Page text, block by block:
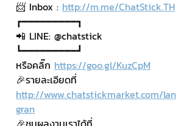
📨 Inbox : http://m.me/ChatStick.TH
┏━━━━━━━━━┓
📲 LINE: @chatstick
┗━━━━━━━━━┛
หรือคลิ๊ก https://goo.gl/KuzCpM
🎉รายละเอียดที่
http://www.chatstickmarket.com/lan
gran